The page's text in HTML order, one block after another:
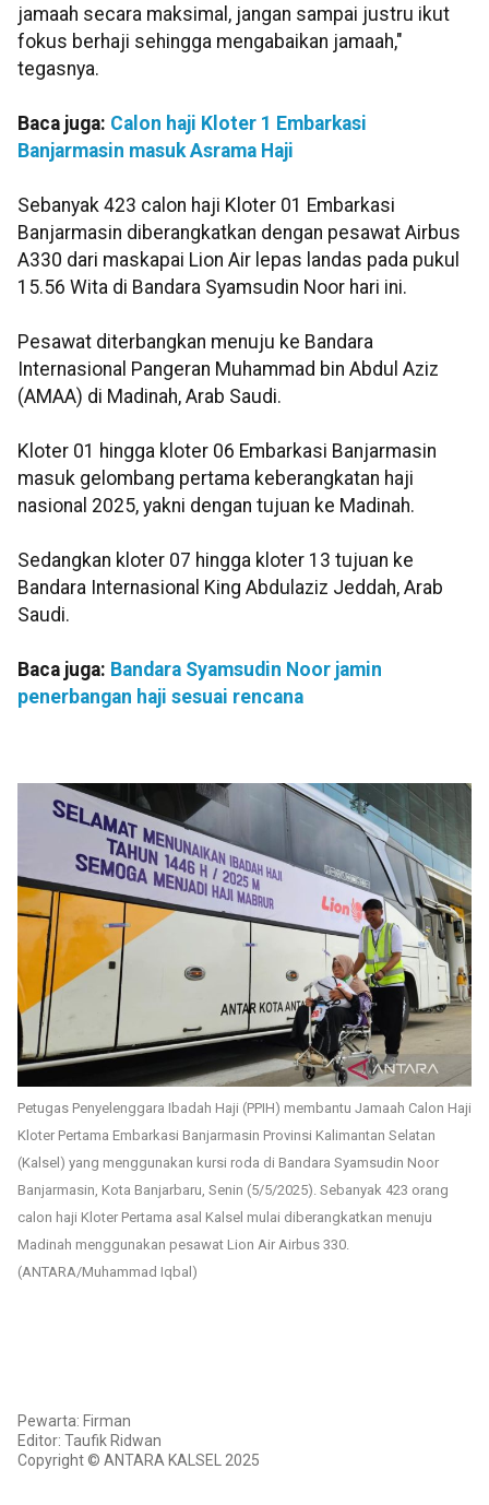
jamaah secara maksimal, jangan sampai justru ikut
fokus berhaji sehingga mengabaikan jamaah,"
tegasnya.
Baca juga: Calon haji Kloter 1 Embarkasi
Banjarmasin masuk Asrama Haji
Sebanyak 423 calon haji Kloter 01 Embarkasi
Banjarmasin diberangkatkan dengan pesawat Airbus
A330 dari maskapai Lion Air lepas landas pada pukul
15.56 Wita di Bandara Syamsudin Noor hari ini.
Pesawat diterbangkan menuju ke Bandara
Internasional Pangeran Muhammad bin Abdul Aziz
(AMAA) di Madinah, Arab Saudi.
Kloter 01 hingga kloter 06 Embarkasi Banjarmasin
masuk gelombang pertama keberangkatan haji
nasional 2025, yakni dengan tujuan ke Madinah.
Sedangkan kloter 07 hingga kloter 13 tujuan ke
Bandara Internasional King Abdulaziz Jeddah, Arab
Saudi.
Baca juga: Bandara Syamsudin Noor jamin
penerbangan haji sesuai rencana
Petugas Penyelenggara Ibadah Haji (PPIH) membantu Jamaah Calon Haji
Kloter Pertama Embarkasi Banjarmasin Provinsi Kalimantan Selatan
(Kalsel) yang menggunakan kursi roda di Bandara Syamsudin Noor
Banjarmasin, Kota Banjarbaru, Senin (5/5/2025). Sebanyak 423 orang
calon haji Kloter Pertama asal Kalsel mulai diberangkatkan menuju
Madinah menggunakan pesawat Lion Air Airbus 330.
(ANTARA/Muhammad Iqbal)
Pewarta: Firman
Editor: Taufik Ridwan
Copyright © ANTARA KALSEL 2025